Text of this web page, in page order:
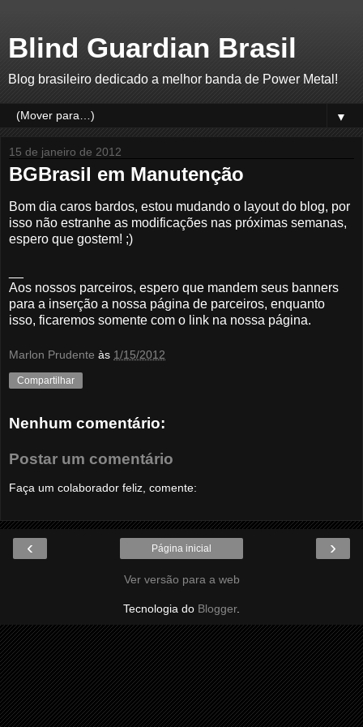
Blind Guardian Brasil
Blog brasileiro dedicado a melhor banda de Power Metal!
▼
15 de janeiro de 2012
BGBrasil em Manutenção
Bom dia caros bardos, estou mudando o layout do blog, por
isso não estranhe as modificações nas próximas semanas,
espero que gostem! ;)
Aos nossos parceiros, espero que mandem seus banners
para a inserção a nossa página de parceiros, enquanto
isso, ficaremos somente com o link na nossa página.
Marlon Prudente às 1/15/2012
Compartilhar
Nenhum comentário:
Postar um comentário
Faça um colaborador feliz, comente:
‹ ›
Página inicial
Ver versão para a web
Tecnologia do Blogger.